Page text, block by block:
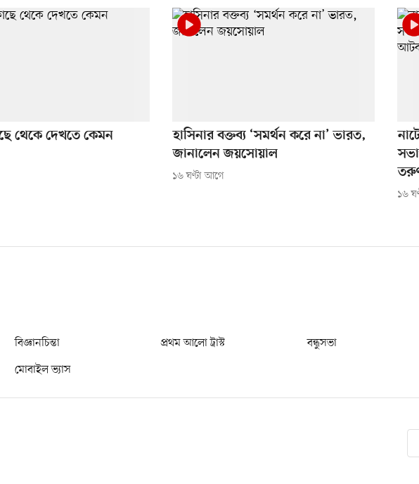
থেকে দেখতে কেমন
হাসিনার বক্তব্য ‘সমর্থন করে না’ ভারত,
জানালেন জয়সোয়াল
১৬ ঘণ্টা আগে
১৬
বিজ্ঞানচিন্তা প্রথম আলো ট্রাস্ট বন্ধুসভা
মোবাইল ভ্যাস